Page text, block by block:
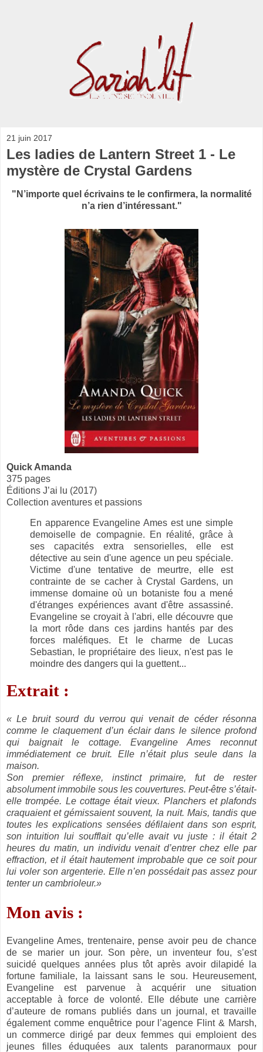
21 juin 2017
Les ladies de Lantern Street 1 - Le
mystère de Crystal Gardens
"N’importe quel écrivains te le confirmera, la normalité
n’a rien d’intéressant."
Quick Amanda
375 pages
Éditions J’ai lu (2017)
Collection aventures et passions
En apparence Evangeline Ames est une simple
demoiselle de compagnie. En réalité, grâce à
ses capacités extra sensorielles, elle est
détective au sein d'une agence un peu spéciale.
Victime d'une tentative de meurtre, elle est
contrainte de se cacher à Crystal Gardens, un
immense domaine où un botaniste fou a mené
d'étranges expériences avant d'être assassiné.
Evangeline se croyait à l'abri, elle découvre que
la mort rôde dans ces jardins hantés par des
forces maléfiques. Et le charme de Lucas
Sebastian, le propriétaire des lieux, n'est pas le
moindre des dangers qui la guettent...
Extrait :
« Le bruit sourd du verrou qui venait de céder résonna
comme le claquement d’un éclair dans le silence profond
qui baignait le cottage. Evangeline Ames reconnut
immédiatement ce bruit. Elle n’était plus seule dans la
maison.
Son premier réflexe, instinct primaire, fut de rester
absolument immobile sous les couvertures. Peut-être s’était-
elle trompée. Le cottage était vieux. Planchers et plafonds
craquaient et gémissaient souvent, la nuit. Mais, tandis que
toutes les explications sensées défilaient dans son esprit,
son intuition lui soufflait qu’elle avait vu juste : il était 2
heures du matin, un individu venait d’entrer chez elle par
effraction, et il était hautement improbable que ce soit pour
lui voler son argenterie. Elle n’en possédait pas assez pour
tenter un cambrioleur.»
Mon avis :
Evangeline Ames, trentenaire, pense avoir peu de chance
de se marier un jour. Son père, un inventeur fou, s’est
suicidé quelques années plus tôt après avoir dilapidé la
fortune familiale, la laissant sans le sou. Heureusement,
Evangeline est parvenue à acquérir une situation
acceptable à force de volonté. Elle débute une carrière
d’auteure de romans publiés dans un journal, et travaille
également comme enquêtrice pour l’agence Flint & Marsh,
un commerce dirigé par deux femmes qui emploient des
jeunes filles éduquées aux talents paranormaux pour